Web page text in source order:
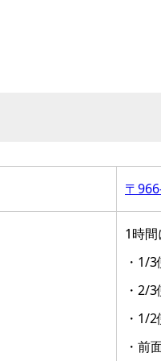
〒
1時間
・1/
・2/
・1/
・前